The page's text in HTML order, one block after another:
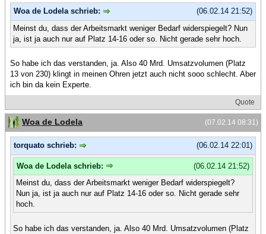
(06.02.14 21:52)
Woa de Lodela schrieb:
Meinst du, dass der Arbeitsmarkt weniger Bedarf widerspiegelt? Nun
ja, ist ja auch nur auf Platz 14-16 oder so. Nicht gerade sehr hoch.
So habe ich das verstanden, ja. Also 40 Mrd. Umsatzvolumen (Platz
13 von 230) klingt in meinen Ohren jetzt auch nicht sooo schlecht. Aber
ich bin da kein Experte.
Quote
(07.02.14 08:31)
Woa de Lodela
(06.02.14 22:01)
torquato schrieb:
(06.02.14 21:52)
Woa de Lodela schrieb:
Meinst du, dass der Arbeitsmarkt weniger Bedarf widerspiegelt?
Nun ja, ist ja auch nur auf Platz 14-16 oder so. Nicht gerade sehr
hoch.
So habe ich das verstanden, ja. Also 40 Mrd. Umsatzvolumen (Platz